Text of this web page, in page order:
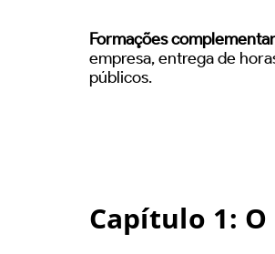
Formações
empresa, entrega de
públicos.
Capítulo 1: